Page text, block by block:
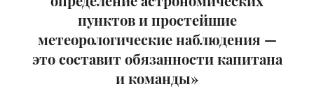
пунктов и простейшие
метеорологические наблюдения —
это составит обязанности капитана
и команды»